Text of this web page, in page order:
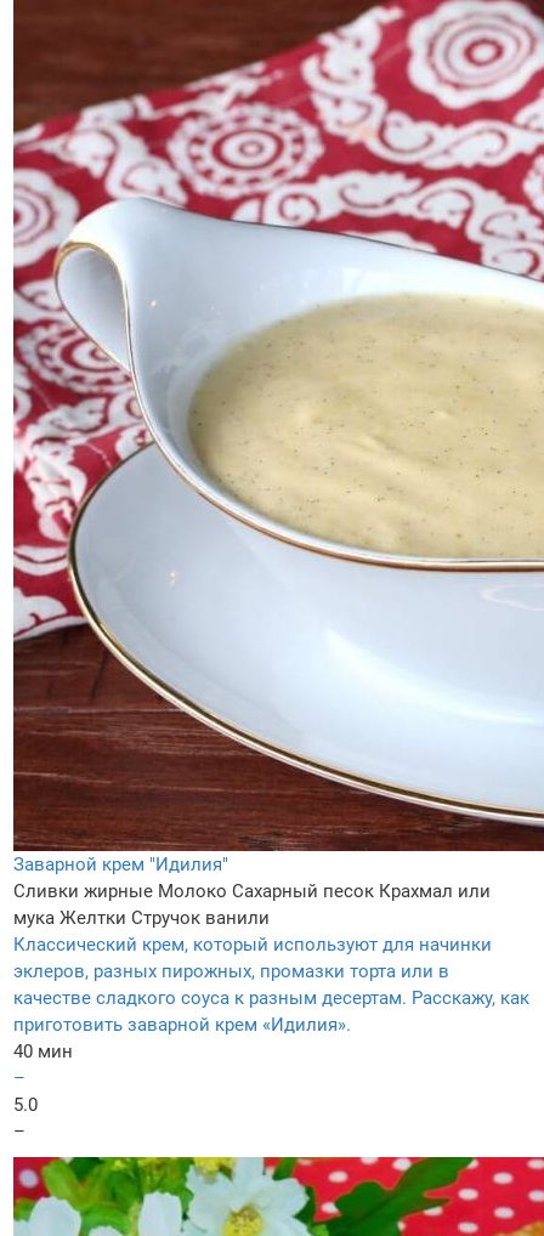
Заварной крем "Идилия"
Сливки жирные Молоко Сахарный песок Крахмал или
мука Желтки Стручок ванили
Классический крем, который используют для начинки
эклеров, разных пирожных, промазки торта или в
качестве сладкого соуса к разным десертам. Расскажу, как
приготовить заварной крем «Идилия».
40 мин
–
5.0
–